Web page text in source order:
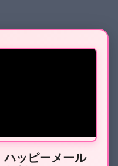
ハッピーメール